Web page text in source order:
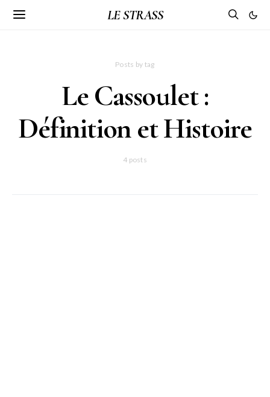
LE STRASS
Posts by tag
Le Cassoulet :
Définition et Histoire
4 posts